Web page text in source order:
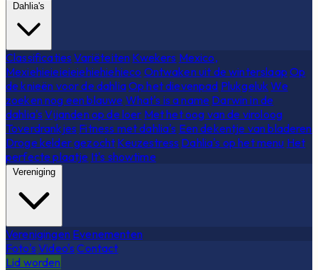
Dahlia's
Classificaties Variëteiten Kwekers Mexico,
Mexiehieieieieiehiehiehieco Ontwaken uit de winterslaap Op
de knieën voor de dahliaOp het dievenpad Plukgeluk We
zoeken nog een blauwe What's is a name Darwin in de
dahlia's Vijanden op de loer Met het oog van de viroloog
Toverdrankjes Fitness met dahlia's Een dekentje van bladeren
Droge kelder gezocht Keuzestress Dahlia's op het menu Het
perfecte plaatje It's showtime
Vereniging
Verenigingen Evenementen
Foto's Video's Contact
Lid worden